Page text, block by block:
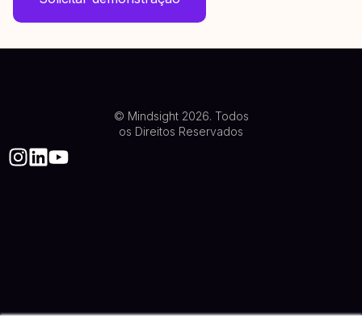
© Mindsight 2026. Todos
os Direitos Reservados